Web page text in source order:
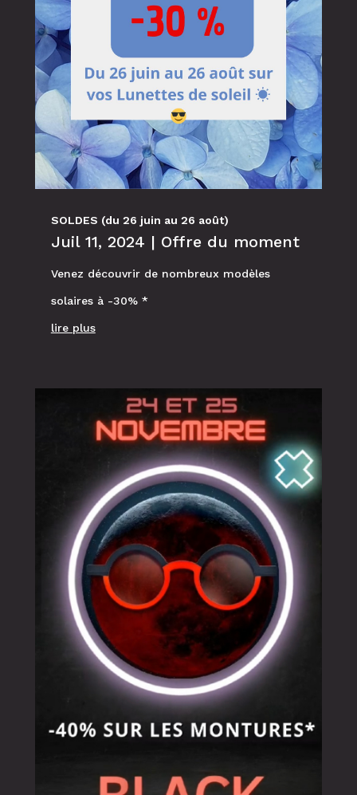
SOLDES (du 26 juin au 26 août)
Juil 11, 2024 | Offre du moment
Venez découvrir de nombreux modèles
solaires à -30% *
lire plus